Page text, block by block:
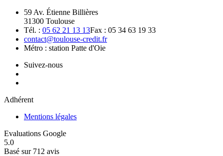
59 Av. Étienne Billières
31300 Toulouse
Tél. : 05 62 21 13 13Fax : 05 34 63 19 33
contact@toulouse-credit.fr
Métro : station Patte d'Oie
Suivez-nous
Adhérent
Mentions légales
Evaluations Google
5.0
Basé sur 712 avis